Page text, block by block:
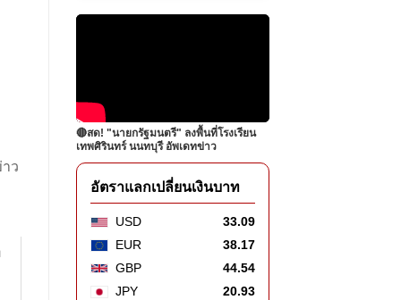
ว
🔴สด! "นายกรัฐมนตรี" ลงพื้นที่โรงเรียน
เทพศิรินทร์ นนทบุรี อัพเดทข่าว
อัตราแลกเปลี่ยนเงินบาท
USD
33.09
EUR
38.17
GBP
44.54
JPY
20.93